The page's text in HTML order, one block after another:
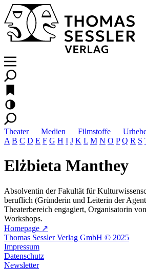
Theater Medien Filmstoffe
A B C D E F G H I J K L M N O P Q R S
Elżbieta Manthey
Absolventin der Fakultät für
beruflich (Gründerin und Leiterin der
Theaterbereich engagiert, Organisatorin
Workshops.
Homepage ↗
Thomas Sessler Verlag GmbH © 2025
Impressum
Datenschutz
Newsletter